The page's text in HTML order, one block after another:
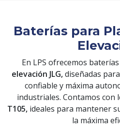
Baterías para
En LPS ofrecemos
elevación JLG,diseñadas
confiable y máxima
industriales. Contamos con
T105, ideales para mantener
la máxima